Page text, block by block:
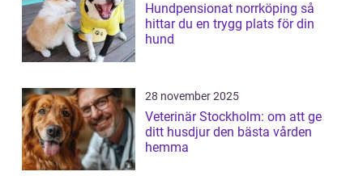
Hundpensionat norrköping så
hittar du en trygg plats för din
hund
28 november 2025
Veterinär Stockholm: om att ge
ditt husdjur den bästa vården
hemma